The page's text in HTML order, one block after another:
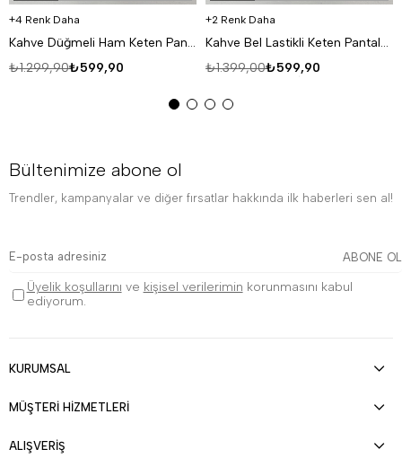
4 Renk Daha
Kahve Düğmeli Ham Keten Pantalon TK
₺599,90
₺1.299,90
2 Renk Daha
Kahve Bel Lastikli Keten Pantalon TK
₺599,90
₺1.399,00
Bültenimize abone ol
Trendler, kampanyalar ve diğer fırsatlar hakkında ilk haberleri sen al!
ABONE OL
Üyelik koşullarını ve kişisel verilerimin korunmasını kabul
ediyorum.
KURUMSAL
MÜŞTERİ HİZMETLERİ
ALIŞVERİŞ